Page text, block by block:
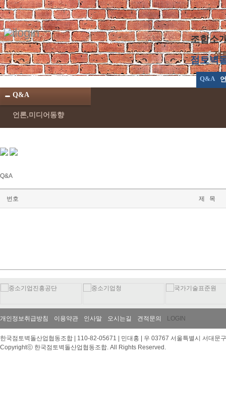
조합소
점토벽
Q&A
점
Q&A
언론,미디어동향
Q&A
번호 제 목
개인정보취급방침 이용약관 인사말 오시는길 견적문의 LOGIN
한국점토벽돌산업협동조합 | 110-82-05671 | 민대홍 | 우 03767 서울특별시 서대
Copyrightⓒ 한국점토벽돌산업협동조합. All Rights Reserved.